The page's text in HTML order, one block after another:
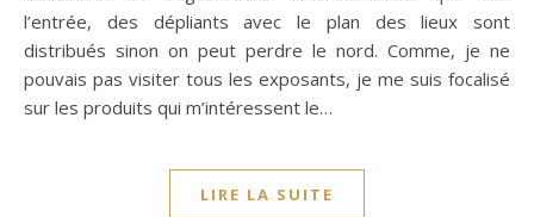
l’entrée, des dépliants avec le plan des lieux sont
distribués sinon on peut perdre le nord. Comme, je ne
pouvais pas visiter tous les exposants, je me suis focalisé
sur les produits qui m’intéressent le…
LIRE LA SUITE